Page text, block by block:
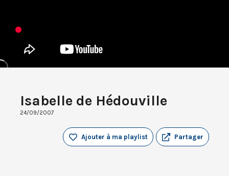
Isabelle de Hédouville
24/09/2007
Partager
Ajouter à ma playlist